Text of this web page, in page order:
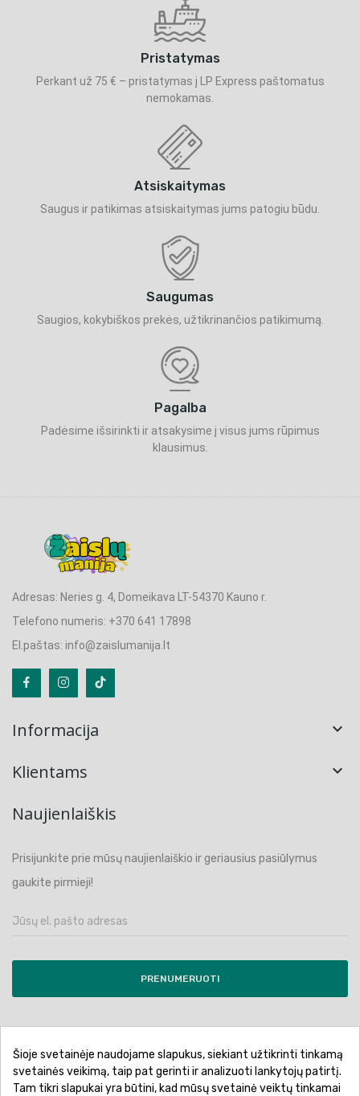
Pristatymas
Perkant už 75 € – pristatymas į LP Express paštomatus
nemokamas.
Atsiskaitymas
Saugus ir patikimas atsiskaitymas jums patogiu būdu.
Saugumas
Saugios, kokybiškos prekės, užtikrinančios patikimumą.
Pagalba
Padėsime išsirinkti ir atsakysime į visus jums rūpimus
klausimus.
Adresas: Neries g. 4, Domeikava LT-54370 Kauno r.
Telefono numeris: +370 641 17898
El.paštas: info@zaislumanija.lt
Informacija 
Klientams 
Naujienlaiškis
Prisijunkite prie mūsų naujienlaiškio ir geriausius pasiūlymus
gaukite pirmieji!
PRENUMERUOTI
Pirkimo sąlygos ir taisyklės
Privatumo politika
Garantinis aptarnavimas
Prekių pristatymas
Šioje svetainėje naudojame slapukus, siekiant užtikrinti tinkamą
svetainės veikimą, taip pat gerinti ir analizuoti lankytojų patirtį.
Tam tikri slapukai yra būtini, kad mūsų svetainė veiktų tinkamai